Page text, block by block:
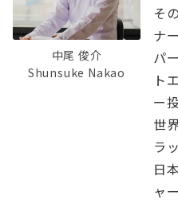
中尾 俊介
Shunsuke Nakao
そ
ナ
パ
ト
ー
世
ラ
日
ャ